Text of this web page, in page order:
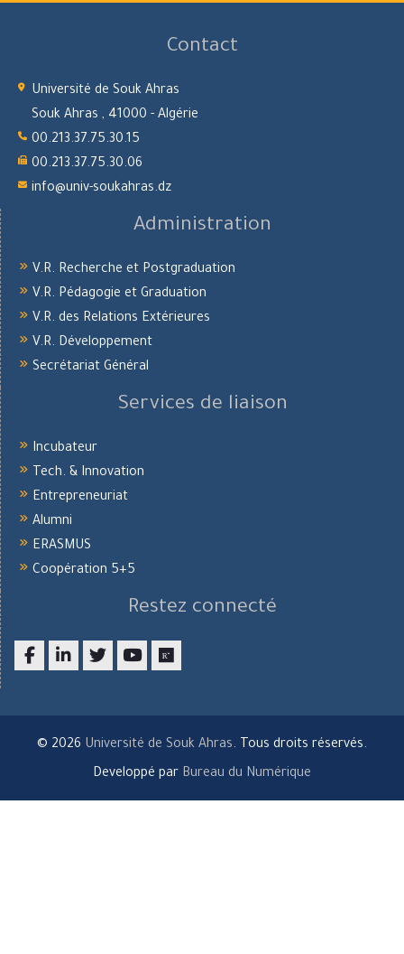
Contact
Université de Souk Ahras
Souk Ahras , 41000 - Algérie
00.213.37.75.30.15
00.213.37.75.30.06
info@univ-soukahras.dz
Administration
V.R. Recherche et Postgraduation
V.R. Pédagogie et Graduation
V.R. des Relations Extérieures
V.R. Développement
Secrétariat Général
Services de liaison
Incubateur
Tech. & Innovation
Entrepreneuriat
Alumni
ERASMUS
Coopération 5+5
Restez connecté
© 2026 Université de Souk Ahras. Tous droits réservés.
Developpé par Bureau du Numérique